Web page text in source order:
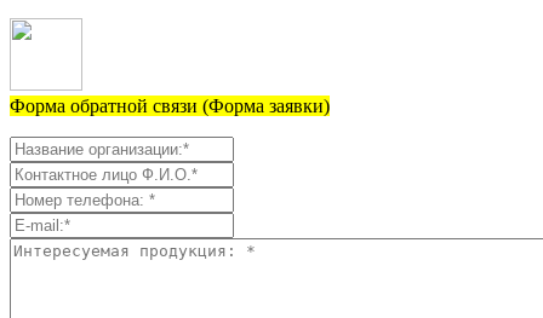
Форма обратной связи (Форма заявки)